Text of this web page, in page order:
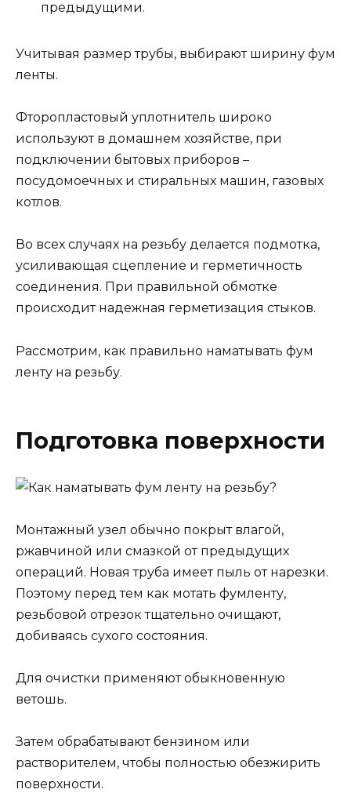
предыдущими.
Учитывая размер трубы, выбирают ширину фум
ленты.
Фторопластовый уплотнитель широко
используют в домашнем хозяйстве, при
подключении бытовых приборов –
посудомоечных и стиральных машин, газовых
котлов.
Во всех случаях на резьбу делается подмотка,
усиливающая сцепление и герметичность
соединения. При правильной обмотке
происходит надежная герметизация стыков.
Рассмотрим, как правильно наматывать фум
ленту на резьбу.
Подготовка поверхности
Монтажный узел обычно покрыт влагой,
ржавчиной или смазкой от предыдущих
операций. Новая труба имеет пыль от нарезки.
Поэтому перед тем как мотать фумленту,
резьбовой отрезок тщательно очищают,
добиваясь сухого состояния.
Для очистки применяют обыкновенную
ветошь.
Затем обрабатывают бензином или
растворителем, чтобы полностью обезжирить
поверхности.